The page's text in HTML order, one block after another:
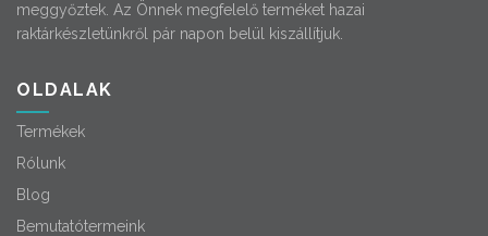
meggyőztek. Az Önnek megfelelő terméket hazai
raktárkészletünkről pár napon belül kiszállítjuk.
OLDALAK
Termékek
Rólunk
Blog
Bemutatótermeink